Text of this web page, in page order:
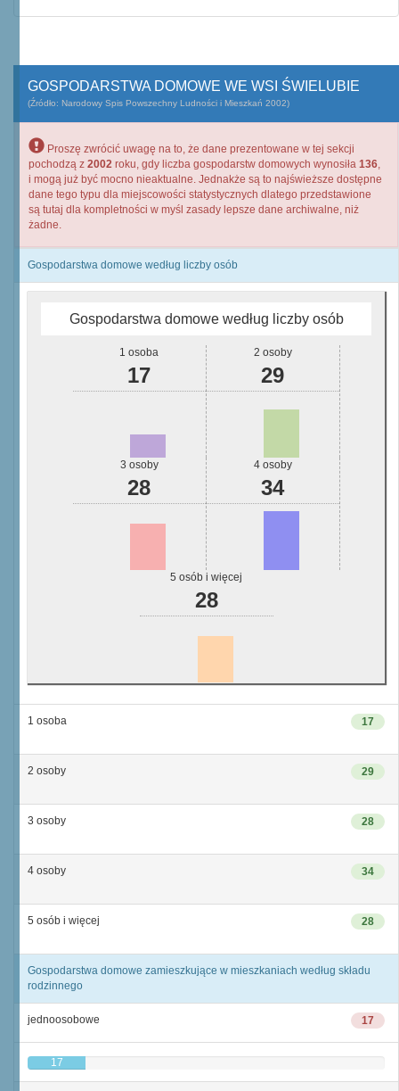
GOSPODARSTWA DOMOWE WE WSI ŚWIELUBIE
(Źródło: Narodowy Spis Powszechny Ludności i Mieszkań 2002)
Proszę zwrócić uwagę na to, że dane prezentowane w tej sekcji
pochodzą z 2002 roku, gdy liczba gospodarstw domowych wynosiła 136,
i mogą już być mocno nieaktualne. Jednakże są to najświeższe dostępne
dane tego typu dla miejscowości statystycznych dlatego przedstawione
są tutaj dla kompletności w myśl zasady lepsze dane archiwalne, niż
żadne.
Gospodarstwa domowe według liczby osób
Gospodarstwa domowe według liczby osób
1 osoba
17
2 osoby
29
3 osoby
28
4 osoby
34
5 osób i więcej
28
17
1 osoba
29
2 osoby
28
3 osoby
34
4 osoby
28
5 osób i więcej
Gospodarstwa domowe zamieszkujące w mieszkaniach według składu
rodzinnego
17
jednoosobowe
17